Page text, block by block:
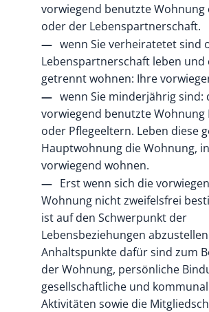
vorwiegend benutzte Wohnung
oder der Lebenspartnerschaft.
wenn Sie verheiratetet sind
Lebenspartnerschaft leben und
getrennt wohnen: Ihre
wenn Sie minderjährig sind:
vorwiegend benutzte Wohnung
oder Pflegeeltern. Leben diese
Hauptwohnung die Wohnung,
vorwiegend wohnen.
Erst wenn sich die
Wohnung nicht zweifelsfrei
ist auf den Schwerpunkt der
Lebensbeziehungen
Anhaltspunkte dafür sind zum
der Wohnung, persönliche
gesellschaftliche und
Aktivitäten sowie die